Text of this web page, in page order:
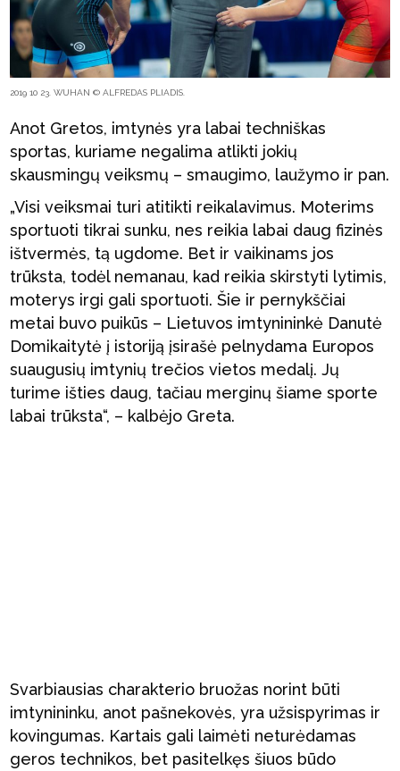
2019 10 23. WUHAN © ALFREDAS PLIADIS.
Anot Gretos, imtynės yra labai techniškas
sportas, kuriame negalima atlikti jokių
skausmingų veiksmų – smaugimo, laužymo ir pan.
„Visi veiksmai turi atitikti reikalavimus. Moterims
sportuoti tikrai sunku, nes reikia labai daug fizinės
ištvermės, tą ugdome. Bet ir vaikinams jos
trūksta, todėl nemanau, kad reikia skirstyti lytimis,
moterys irgi gali sportuoti. Šie ir pernykščiai
metai buvo puikūs – Lietuvos imtynininkė Danutė
Domikaitytė į istoriją įsirašė pelnydama Europos
suaugusių imtynių trečios vietos medalį. Jų
turime išties daug, tačiau merginų šiame sporte
labai trūksta“, – kalbėjo Greta.
Svarbiausias charakterio bruožas norint būti
imtynininku, anot pašnekovės, yra užsispyrimas ir
kovingumas. Kartais gali laimėti neturėdamas
geros technikos, bet pasitelkęs šiuos būdo